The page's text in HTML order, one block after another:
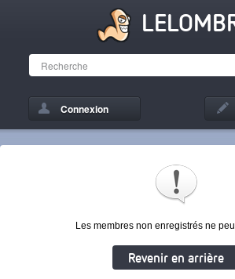
Connexion
Les membres non enregistrés ne
Revenir en arrière